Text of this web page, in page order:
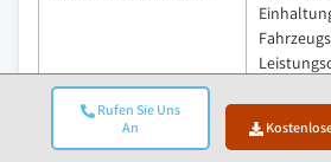
Rufen Sie Uns
An
Stärkt die